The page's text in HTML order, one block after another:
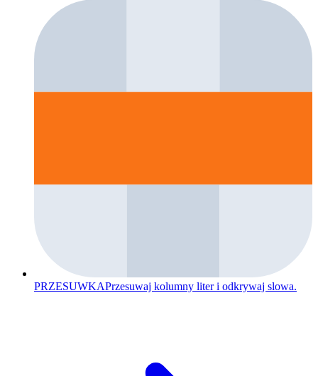
PRZESUWKAPrzesuwaj kolumny liter i odkrywaj slowa.